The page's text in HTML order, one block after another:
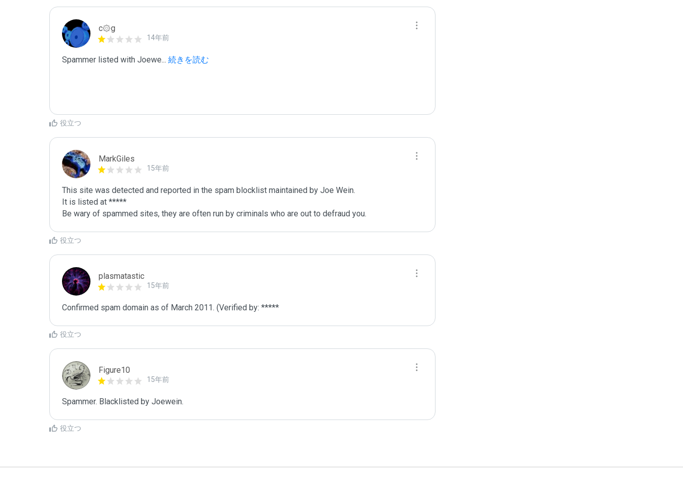
c۞g
14年前
Spammer listed with Joewe... 続きを読む
役立つ
MarkGiles
15年前
This site was detected and reported in the spam blocklist maintained by Joe Wein.
It is listed at *****
Be wary of spammed sites, they are often run by criminals who are out to defraud you.
役立つ
plasmatastic
15年前
Confirmed spam domain as of March 2011. (Verified by: *****
役立つ
Figure10
15年前
Spammer. Blacklisted by Joewein.
役立つ